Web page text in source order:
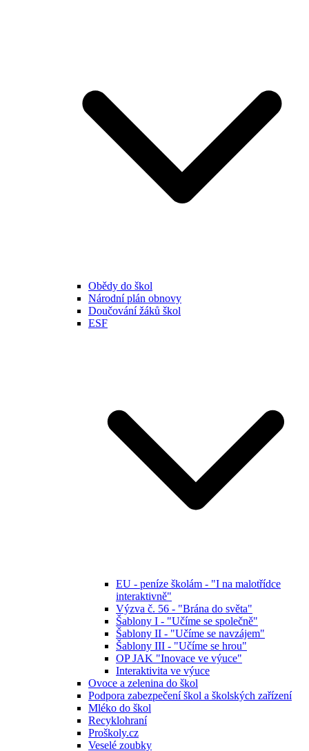
Obědy do škol
Národní plán obnovy
Doučování žáků škol
ESF
EU - peníze školám - "I na malotřídce
interaktivně"
Výzva č. 56 - "Brána do světa"
Šablony I - "Učíme se společně"
Šablony II - "Učíme se navzájem"
Šablony III - "Učíme se hrou"
OP JAK "Inovace ve výuce"
Interaktivita ve výuce
Ovoce a zelenina do škol
Podpora zabezpečení škol a školských zařízení
Mléko do škol
Recyklohraní
Proškoly.cz
Veselé zoubky